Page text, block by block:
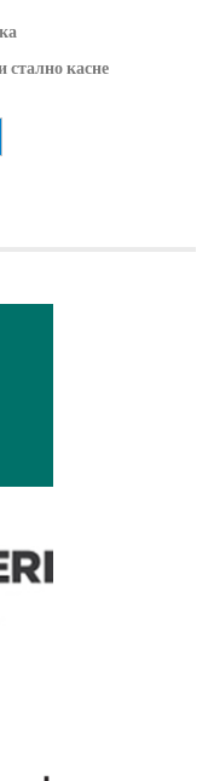
стално касне